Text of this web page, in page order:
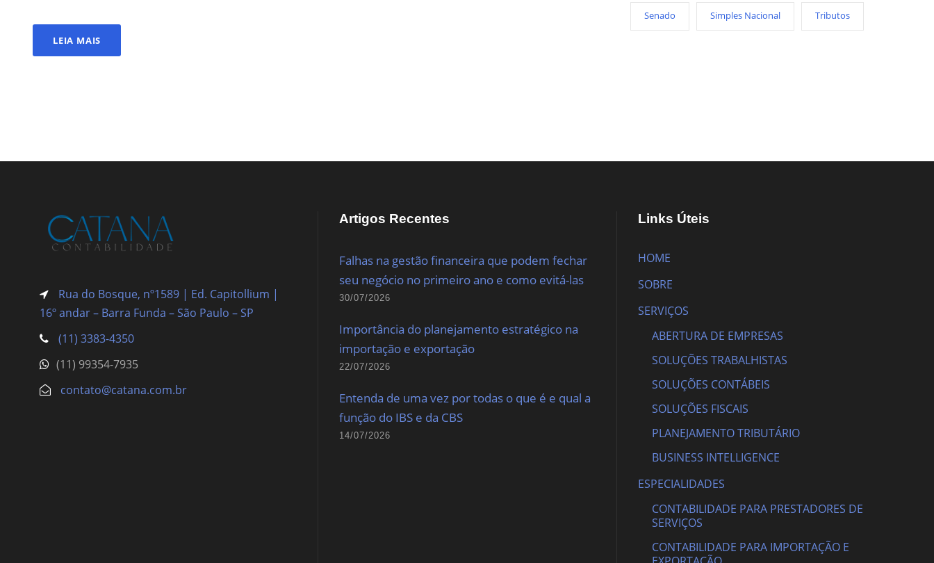
LEIA MAIS
Senado Simples Nacional Tributos
Rua do Bosque, nº1589 | Ed. Capitollium |
16º andar – Barra Funda – São Paulo – SP
(11) 3383-4350
(11) 99354-7935
contato@catana.com.br
Artigos Recentes
Falhas na gestão financeira que podem fechar
seu negócio no primeiro ano e como evitá-las
30/07/2026
Importância do planejamento estratégico na
importação e exportação
22/07/2026
Entenda de uma vez por todas o que é e qual a
função do IBS e da CBS
14/07/2026
Links Úteis
HOME
SOBRE
SERVIÇOS
ABERTURA DE EMPRESAS
SOLUÇÕES TRABALHISTAS
SOLUÇÕES CONTÁBEIS
SOLUÇÕES FISCAIS
PLANEJAMENTO TRIBUTÁRIO
BUSINESS INTELLIGENCE
ESPECIALIDADES
CONTABILIDADE PARA PRESTADORES DE
SERVIÇOS
CONTABILIDADE PARA IMPORTAÇÃO E